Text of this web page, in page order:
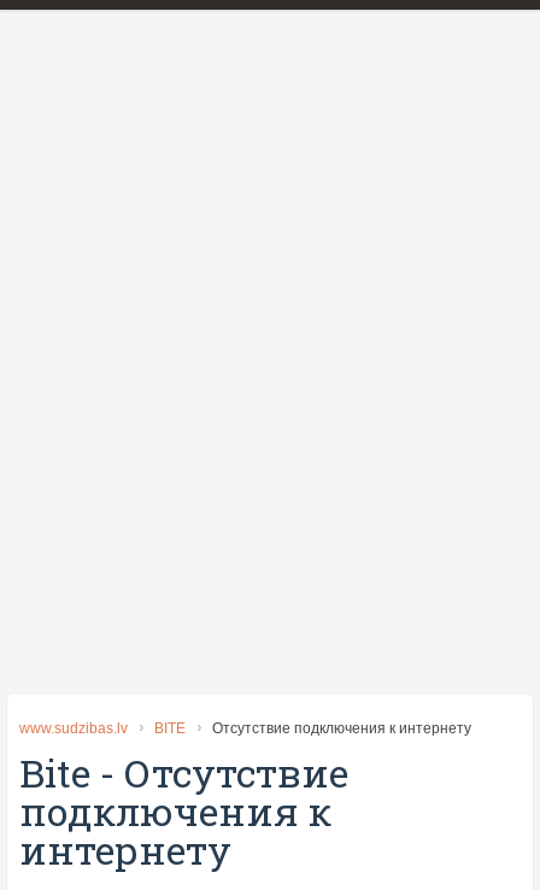
www.sudzibas.lv BITE Отсутствие подключения к интернету
Bite - Отсутствие
подключения к
интернету